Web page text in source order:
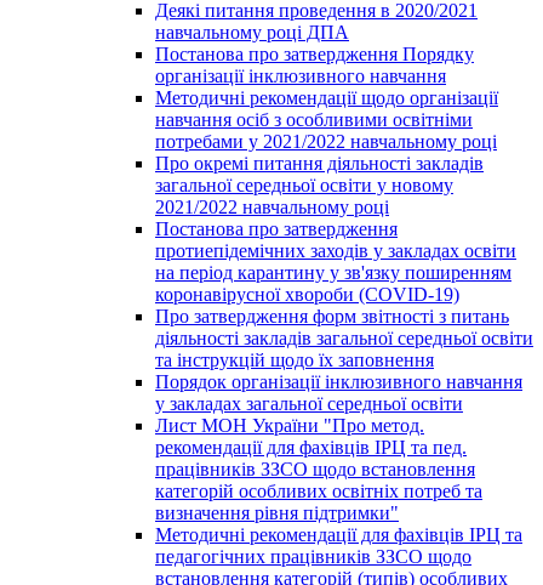
Деякі питання проведення в 2020/2021
навчальному році ДПА
Постанова про затвердження Порядку
організації інклюзивного навчання
Методичні рекомендації щодо організації
навчання осіб з особливими освітніми
потребами у 2021/2022 навчальному році
Про окремі питання діяльності закладів
загальної середньої освіти у новому
2021/2022 навчальному році
Постанова про затвердження
протиепідемічних заходів у закладах освіти
на період карантину у зв'язку поширенням
коронавірусної хвороби (COVID-19)
Про затвердження форм звітності з питань
діяльності закладів загальної середньої освіти
та інструкцій щодо їх заповнення
Порядок організації інклюзивного навчання
у закладах загальної середньої освіти
Лист МОН України "Про метод.
рекомендації для фахівців ІРЦ та пед.
працівників ЗЗСО щодо встановлення
категорій особливих освітніх потреб та
визначення рівня підтримки"
Методичні рекомендації для фахівців ІРЦ та
педагогічних працівників ЗЗСО щодо
встановлення категорій (типів) особливих